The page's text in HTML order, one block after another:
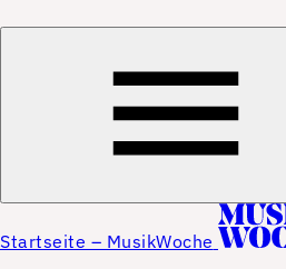
Startseite – MusikWoche